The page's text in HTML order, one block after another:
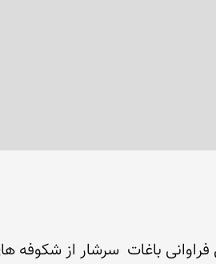
باغات  سرشار از شکوفه